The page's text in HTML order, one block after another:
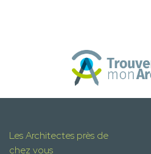
Les Architectes près de
chez vous